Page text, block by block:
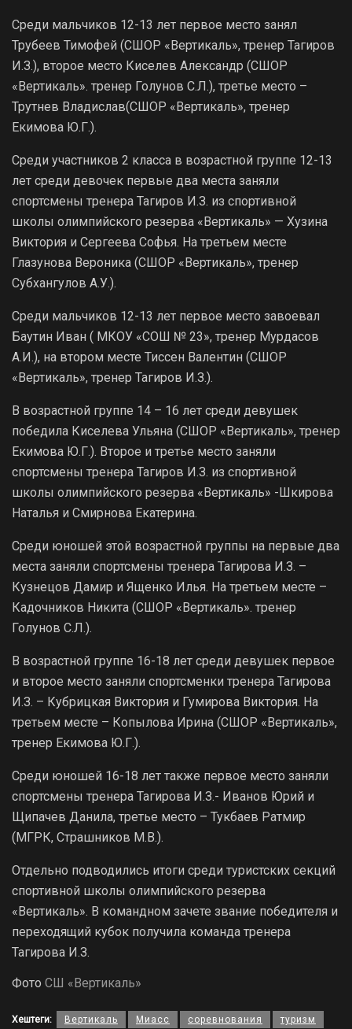
Среди мальчиков 12-13 лет первое место занял
Трубеев Тимофей (СШОР «Вертикаль», тренер Тагиров
И.З.), второе место Киселев Александр (СШОР
«Вертикаль». тренер Голунов С.Л.), третье место –
Трутнев Владислав(СШОР «Вертикаль», тренер
Екимова Ю.Г.).
Среди участников 2 класса в возрастной группе 12-13
лет среди девочек первые два места заняли
спортсмены тренера Тагиров И.З. из спортивной
школы олимпийского резерва «Вертикаль» — Хузина
Виктория и Сергеева Софья. На третьем месте
Глазунова Вероника (СШОР «Вертикаль», тренер
Субхангулов А.У.).
Среди мальчиков 12-13 лет первое место завоевал
Баутин Иван ( МКОУ «СОШ № 23», тренер Мурдасов
А.И.), на втором месте Тиссен Валентин (СШОР
«Вертикаль», тренер Тагиров И.З.).
В возрастной группе 14 – 16 лет среди девушек
победила Киселева Ульяна (СШОР «Вертикаль», тренер
Екимова Ю.Г.). Второе и третье место заняли
спортсмены тренера Тагиров И.З. из спортивной
школы олимпийского резерва «Вертикаль» -Шкирова
Наталья и Смирнова Екатерина.
Среди юношей этой возрастной группы на первые два
места заняли спортсмены тренера Тагирова И.З. –
Кузнецов Дамир и Ященко Илья. На третьем месте –
Кадочников Никита (СШОР «Вертикаль». тренер
Голунов С.Л.).
В возрастной группе 16-18 лет среди девушек первое
и второе место заняли спортсменки тренера Тагирова
И.З. – Кубрицкая Виктория и Гумирова Виктория. На
третьем месте – Копылова Ирина (СШОР «Вертикаль»,
тренер Екимова Ю.Г.).
Среди юношей 16-18 лет также первое место заняли
спортсмены тренера Тагирова И.З.- Иванов Юрий и
Щипачев Данила, третье место – Тукбаев Ратмир
(МГРК, Страшников М.В.).
Отдельно подводились итоги среди туристских секций
спортивной школы олимпийского резерва
«Вертикаль». В командном зачете звание победителя и
переходящий кубок получила команда тренера
Тагирова И.З.
Фото СШ «Вертикаль»
Хештеги: Вертикаль Миасс соревнования туризм